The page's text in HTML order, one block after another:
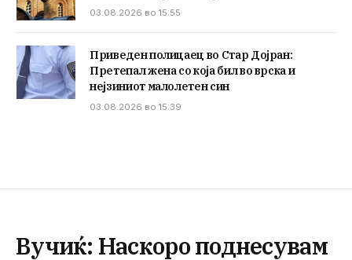
03.08.2026 во 15:55
Приведен полицаец во Стар Дојран:
Претепал жена со која бил во врска и
нејзиниот малолетен син
03.08.2026 во 15:39
Вучиќ: Наскоро поднесувам